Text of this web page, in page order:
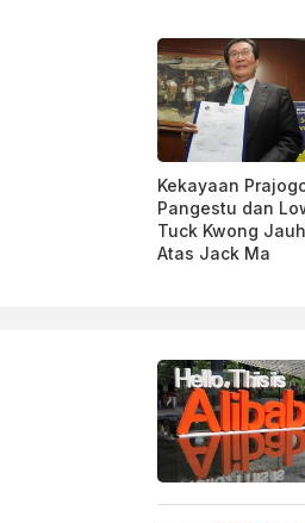
Kekayaan
Pangestu dan
Tuck Kwong
Atas Jack Ma